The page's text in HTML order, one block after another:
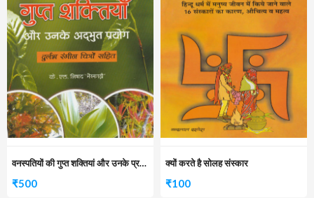
वनस्पतियों की गुप्त शक्तियां और उनके प्रयोग
₹500
क्यों करते है सोलह संस्कार
₹100